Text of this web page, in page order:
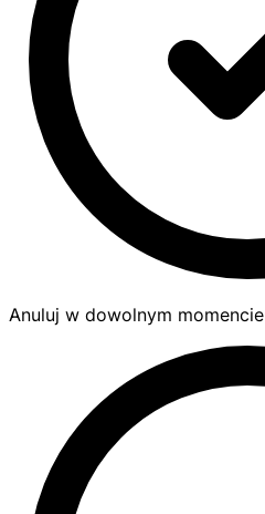
Anuluj w dowolnym momencie